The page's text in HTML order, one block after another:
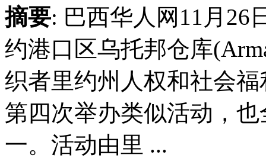
摘要: 巴西华人网11月26
约港口区乌托邦仓库
织者里约州人权和社会
第四次举办类似活动，
一。活动由里 ...